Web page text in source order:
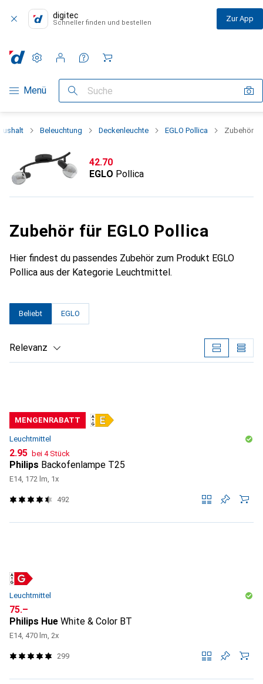
digitec
Schneller finden und bestellen Zur App
Navigation nach Kategorien
Menü Suche
Einstellungen
Kundenkonto
Vergleichslisten
Merklisten
Warenkorb
Beleuchtung Deckenleuchte EGLO Pollica Zubehör
CHF
42.70
EGLO Pollica
Zubehör für EGLO Pollica
Hier findest du passendes Zubehör zum Produkt EGLO
Pollica aus der Kategorie Leuchtmittel.
Beliebt EGLO
Relevanz
MENGENRABATT
Leuchtmittel
CHF
2.95 bei 4 Stück
Philips Backofenlampe T25
E14, 172 lm, 1x
492
Leuchtmittel
CHF
75.–
Philips Hue White & Color BT
E14, 470 lm, 2x
299